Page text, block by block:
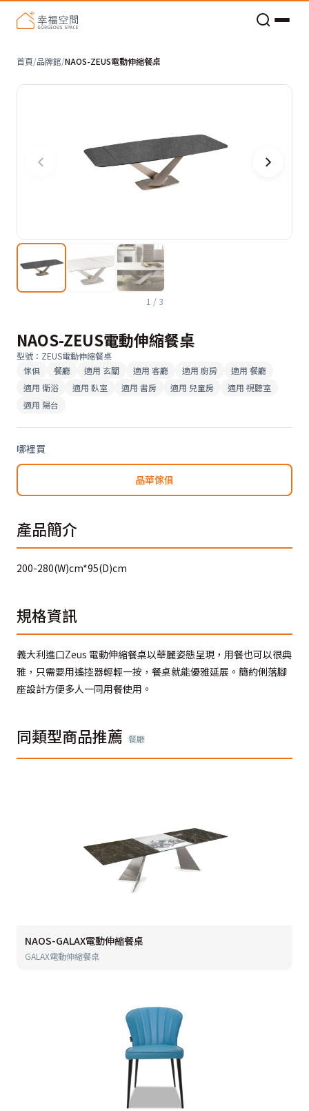
首頁/品牌館/NAOS-ZEUS電動伸縮餐桌
1 / 3
NAOS-ZEUS電動伸縮餐桌
型號 ： ZEUS電動伸縮餐桌
傢俱
餐廳 適用 玄關 適用 客廳 適用 廚房 適用 餐廳
適用 衛浴 適用 臥室 適用 書房 適用 兒童房 適用 視聽室
適用 陽台
哪裡買
晶華傢俱
產品簡介
200-280(W)cm*95(D)cm
規格資訊
義大利進口Zeus 電動伸縮餐桌以華麗姿態呈現，用餐也可以很典
雅，只需要用遙控器輕輕一按，餐桌就能優雅延展。簡約俐落腳
座設計方便多人一同用餐使用。
同類型商品推薦 餐廳
NAOS-GALAX電動伸縮餐桌
GALAX電動伸縮餐桌